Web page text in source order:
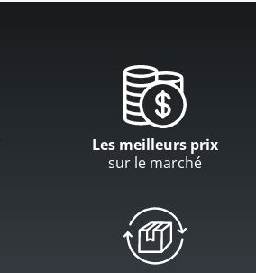
Les meilleurs prix
sur le marché